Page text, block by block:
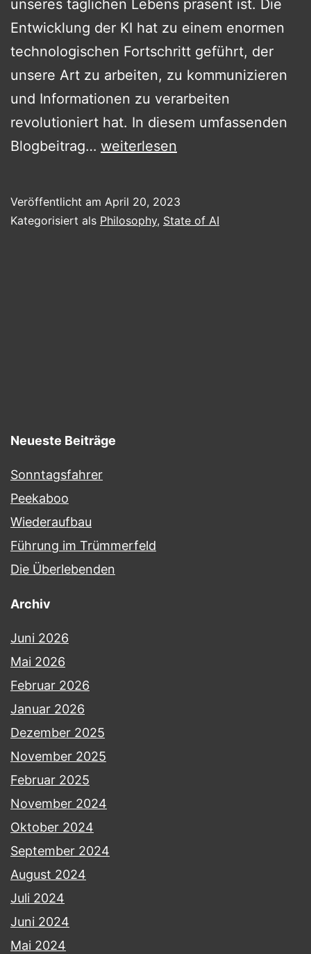
unseres täglichen Lebens präsent ist. Die
Entwicklung der KI hat zu einem enormen
technologischen Fortschritt geführt, der
unsere Art zu arbeiten, zu kommunizieren
und Informationen zu verarbeiten
revolutioniert hat. In diesem umfassenden
Blogbeitrag… Die
Intelligenz.
weiterlesen
Veröffentlicht am April 20, 2023
Kategorisiert als Philosophy, State of AI
Neueste Beiträge
Sonntagsfahrer
Peekaboo
Wiederaufbau
Führung im Trümmerfeld
Die Überlebenden
Archiv
Juni 2026
Mai 2026
Februar 2026
Januar 2026
Dezember 2025
November 2025
Februar 2025
November 2024
Oktober 2024
September 2024
August 2024
Juli 2024
Juni 2024
Mai 2024